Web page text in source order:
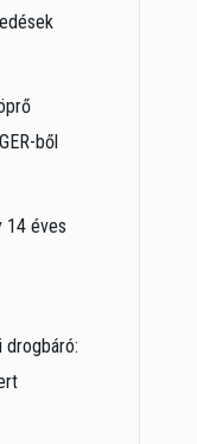
ből
14 éves
drogbáró: